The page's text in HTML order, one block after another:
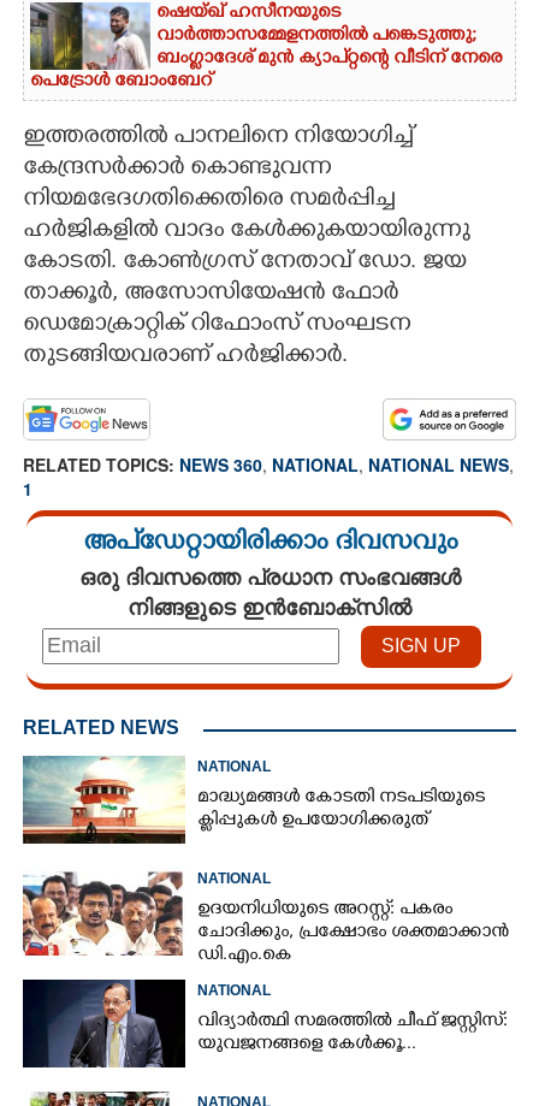
ഷെയ്ഖ് ഹസീനയുടെ
വാർത്താസമ്മേളനത്തിൽ പങ്കെടുത്തു;
ബംഗ്ലാദേശ് മുൻ ക്യാപ്റ്റന്റെ വീടിന് നേരെ
പെട്രോൾ ബോംബേറ്
ഇത്തരത്തിൽ പാനലിനെ നിയോഗിച്ച്
കേന്ദ്രസർക്കാർ കൊണ്ടുവന്ന
നിയമഭേദഗതിക്കെതിരെ സമർപ്പിച്ച
ഹർജികളിൽ വാദം കേൾക്കുകയായിരുന്നു
കോടതി. കോൺഗ്രസ് നേതാവ് ഡോ. ജയ
താക്കൂർ, അസോസിയേഷൻ ഫോർ
ഡെമോക്രാറ്റിക് റിഫോംസ് സംഘടന
തുടങ്ങിയവരാണ് ഹർജിക്കാർ.
RELATED TOPICS: NEWS 360, NATIONAL, NATIONAL NEWS,
1
അപ്ഡേറ്റായിരിക്കാം ദിവസവും
ഒരു ദിവസത്തെ പ്രധാന സംഭവങ്ങൾ
നിങ്ങളുടെ ഇൻബോക്സിൽ
RELATED NEWS
NATIONAL
മാദ്ധ്യമങ്ങൾ കോടതി നടപടിയുടെ
ക്ലിപ്പുകൾ ഉപയോഗിക്കരുത്
NATIONAL
ഉദയനിധിയുടെ അറസ്റ്റ്: പകരം
ചോദിക്കും,​ പ്രക്ഷോഭം ശക്തമാക്കാൻ
ഡി.എം.കെ
NATIONAL
വിദ്യാർത്ഥി സമരത്തിൽ ചീഫ് ജസ്റ്റിസ്:
യുവജനങ്ങളെ കേൾക്കൂ...
NATIONAL